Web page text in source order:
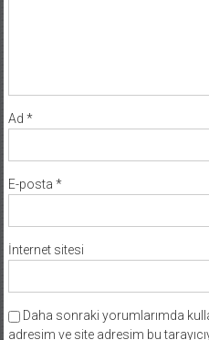
Ad *
E-posta *
İnternet sitesi
Daha sonraki yorumlarımda
adresim ve site adresim bu